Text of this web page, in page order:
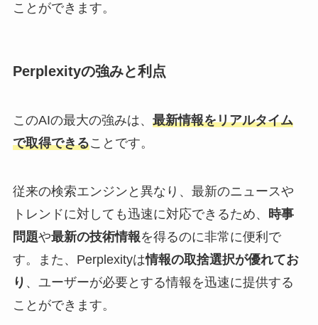
ことができます。
Perplexityの強みと利点
このAIの最大の強みは、 最新情報をリアルタイム
で取得できることです。
従来の検索エンジンと異なり、最新のニュースや
トレンドに対しても迅速に対応できるため、
時事
問題や最新の技術情報を得るのに非常に便利で
す。また、Perplexityは情報の取捨選択が優れてお
り 、ユーザーが必要とする情報を迅速に提供する
ことができます。